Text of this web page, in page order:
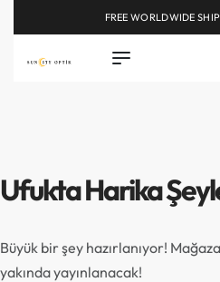
FREE WORLDWIDE
Ufukta Harika
Büyük bir şey hazırlanıyor!
yakında yayınlanacak!